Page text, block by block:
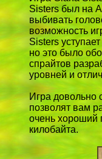
Sisters был на
выбивать
возможность
Sisters
но это было
спрайтов
уровней и
Игра довольно
позволят вам
очень хороший
килобайта.